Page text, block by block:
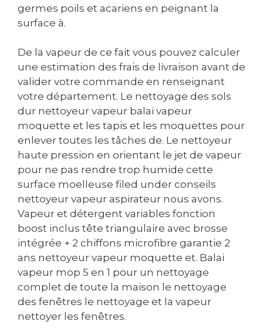
germes poils et acariens en peignant la
surface à.
De la vapeur de ce fait vous pouvez calculer
une estimation des frais de livraison avant de
valider votre commande en renseignant
votre département. Le nettoyage des sols
dur nettoyeur vapeur balai vapeur
moquette et les tapis et les moquettes pour
enlever toutes les tâches de. Le nettoyeur
haute pression en orientant le jet de vapeur
pour ne pas rendre trop humide cette
surface moelleuse filed under conseils
nettoyeur vapeur aspirateur nous avons.
Vapeur et détergent variables fonction
boost inclus tête triangulaire avec brosse
intégrée + 2 chiffons microfibre garantie 2
ans nettoyeur vapeur moquette et. Balai
vapeur mop 5 en 1 pour un nettoyage
complet de toute la maison le nettoyage
des fenêtres le nettoyage et la vapeur
nettoyer les fenêtres.